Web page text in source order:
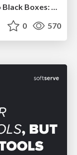
0 570